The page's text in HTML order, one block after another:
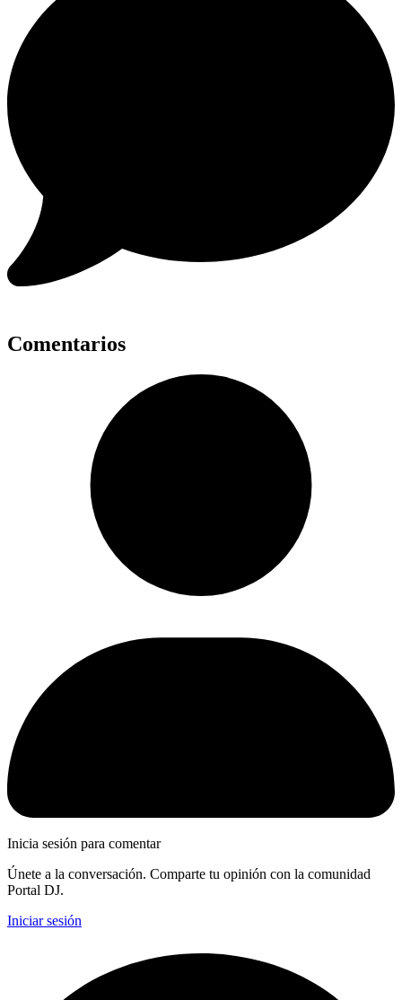
Comentarios
Inicia sesión para comentar
Únete a la conversación. Comparte tu opinión con la comunidad
Portal DJ.
Iniciar sesión